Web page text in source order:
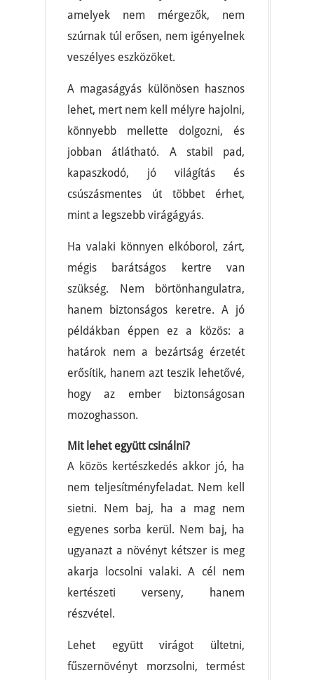
amelyek nem mérgezők, nem
szúrnak túl erősen, nem igényelnek
veszélyes eszközöket.
A magaságyás különösen hasznos
lehet, mert nem kell mélyre hajolni,
könnyebb mellette dolgozni, és
jobban átlátható. A stabil pad,
kapaszkodó, jó világítás és
csúszásmentes út többet érhet,
mint a legszebb virágágyás.
Ha valaki könnyen elkóborol, zárt,
mégis barátságos kertre van
szükség. Nem börtönhangulatra,
hanem biztonságos keretre. A jó
példákban éppen ez a közös: a
határok nem a bezártság érzetét
erősítik, hanem azt teszik lehetővé,
hogy az ember biztonságosan
mozoghasson.
Mit lehet együtt csinálni?
A közös kertészkedés akkor jó, ha
nem teljesítményfeladat. Nem kell
sietni. Nem baj, ha a mag nem
egyenes sorba kerül. Nem baj, ha
ugyanazt a növényt kétszer is meg
akarja locsolni valaki. A cél nem
kertészeti verseny, hanem
részvétel.
Lehet együtt virágot ültetni,
fűszernövényt morzsolni, termést